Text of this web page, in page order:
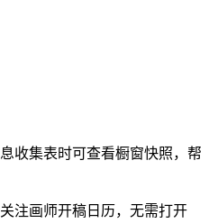
集表时可查看橱窗快照，帮
画师开稿日历，无需打开